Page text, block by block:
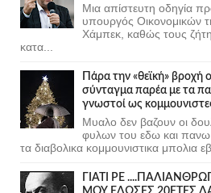
Μια απίστευτη οδηγία
υπουργός Οικονομικών
Χάμπεκ, καθώς τους
κατα...
Πάρα την «θεϊκή» βροχή
σύνταγμα παρέα με τα
γνωστοί ως
Μυαλο δεν βαζουν οι
φυλων του εδω και
τα διαβολικα κομμουνιστικα μπολια
ΓΙΑΤΙ ΡΕ